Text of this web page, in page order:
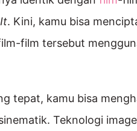
It. Kini, kamu bisa
film tersebut
tepat, kamu bisa
Teknologi